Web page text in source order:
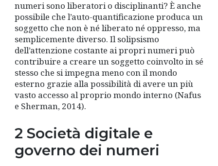
numeri sono liberatori o disciplinanti? È anche
possibile che l’auto-quantificazione produca un
soggetto che non è né liberato né oppresso, ma
semplicemente diverso. Il solipsismo
dell’attenzione costante ai propri numeri può
contribuire a creare un soggetto coinvolto in sé
stesso che si impegna meno con il mondo
esterno grazie alla possibilità di avere un più
vasto accesso al proprio mondo interno (Nafus
e Sherman, 2014).
2 Società digitale e
governo dei numeri